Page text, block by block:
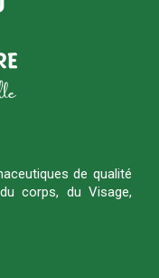
de qualité
corps, du Visage,